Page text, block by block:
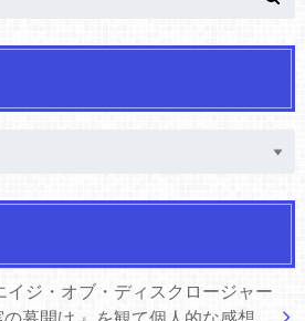
イジ・オブ・ディスクロージャー